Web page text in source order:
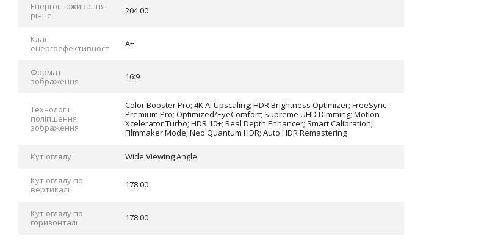
Енергоспоживання
річне
204.00
Клас
енергоефективності
A+
Формат
зображення
16:9
Технології
поліпшення
зображення
Color Booster Pro; 4K AI Upscaling; HDR Brightness Optimizer; FreeSync
Premium Pro; Optimized/EyeComfort; Supreme UHD Dimming; Motion
Xcelerator Turbo; HDR 10+; Real Depth Enhancer; Smart Calibration;
Filmmaker Mode; Neo Quantum HDR; Auto HDR Remastering
Кут огляду Wide Viewing Angle
Кут огляду по
вертикалі
178.00
Кут огляду по
горизонталі
178.00